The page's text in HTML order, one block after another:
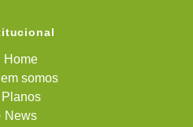
Home
somos
Planos
News